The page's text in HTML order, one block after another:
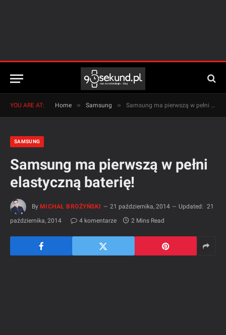
YOU ARE AT: Home » Samsung » Samsung ma pierwszą w pełni elastyczną baterię!
SAMSUNG
Samsung ma pierwszą w pełni
elastyczną baterię!
By MICHAŁ BROŻYŃSKI 21 października, 2014 Updated: 21
października, 2014
4 komentarze 2 Mins Read